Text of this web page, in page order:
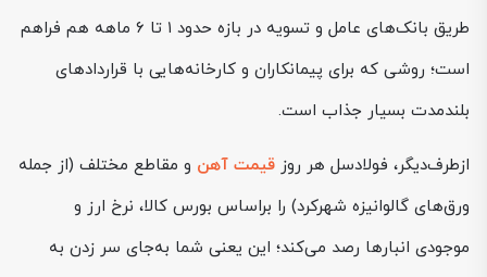
طریق بانک‌های عامل و تسویه در بازه حدود ۱ تا ۶ ماهه هم فراهم
است؛ روشی که برای پیمانکاران و کارخانه‌هایی با قراردادهای
بلندمدت بسیار جذاب است.
ازطرف‌دیگر، فولادسل هر روز قیمت آهن و مقاطع مختلف (از جمله
ورق‌های گالوانیزه شهرکرد) را براساس بورس کالا، نرخ ارز و
موجودی انبارها رصد می‌کند؛ این یعنی شما به‌جای سر زدن به